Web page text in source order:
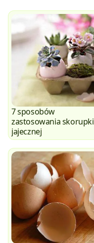
7 sposobów
zastosowania skorupki
jajecznej